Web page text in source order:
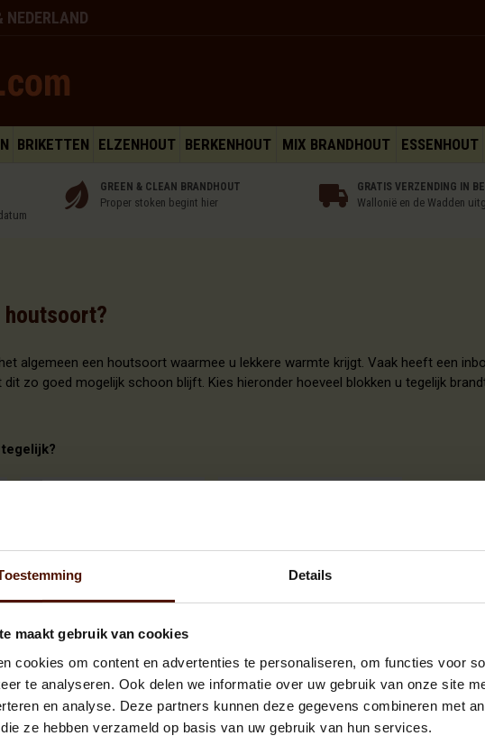
Details
maakt gebruik van cookies
cookies om content en advertenties te personaliseren, om functies voor
te analyseren. Ook delen we informatie over uw gebruik van onze site
en analyse. Deze partners kunnen deze gegevens combineren met
ze hebben verzameld op basis van uw gebruik van hun services.
NEDERLAND
BRIKETTEN ELZENHOUT BERKENHOUT MIX BRANDHOUT ESSENHOUT
GREEN & CLEAN BRANDHOUT
Proper stoken begint hier
GRATIS VERZENDING IN
Wallonië en de Wadden
houtsoort?
algemeen een houtsoort waarmee u lekkere warmte krijgt. Vaak heeft een
dit zo goed mogelijk schoon blijft. Kies hieronder hoeveel blokken u tegelijk
2-3 blokken
Meerpalletkorting Uitstekende